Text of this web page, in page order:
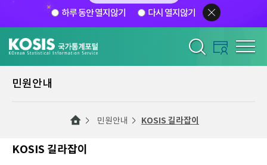
하루 동안 열지않기 다시 열지않기
민원안내
민원안내 KOSIS 길라잡이
KOSIS 길라잡이